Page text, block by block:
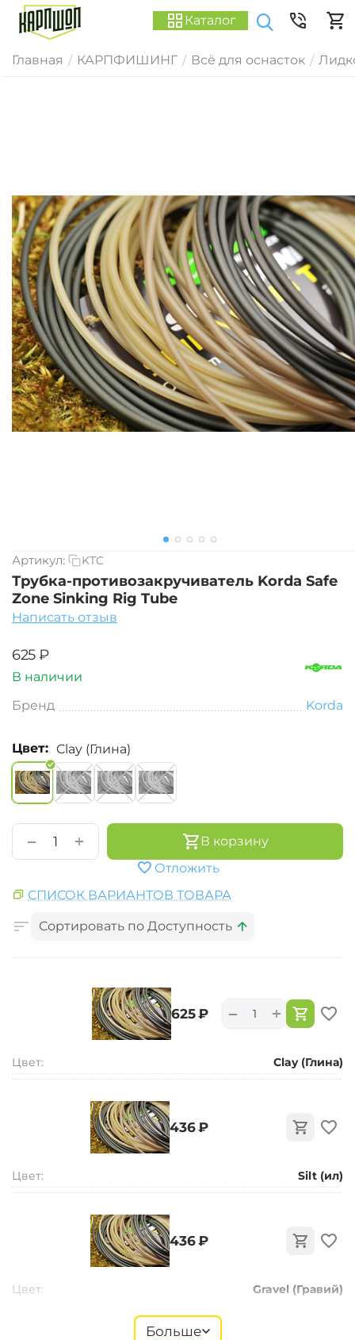
Каталог
Главная / КАРПФИШИНГ / Всё для оснасток /
Артикул: KTC
Трубка-противозакручиватель Korda Safe
Zone Sinking Rig Tube
Написать отзыв
‍625‍₽
В наличии
Бренд
Korda
Цвет: Clay (Глина)
+
−
В корзину
Отложить
СПИСОК ВАРИАНТОВ ТОВАРА
Сортировать по Доступность
‍625‍ ₽ +
−
Цвет: Clay (Глина)
‍436‍ ₽
Цвет: Silt (ил)
‍436‍ ₽
Цвет: Gravel (Гравий)
Больше